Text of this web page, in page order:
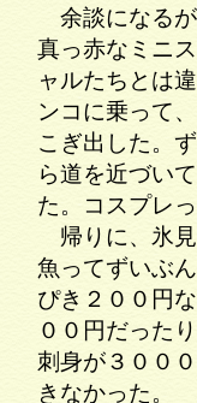
余談になるが
真っ赤なミニ
ャルたちとは
ンコに乗って
こぎ出した。
ら道を近づい
た。コスプレ
帰りに、氷見
魚ってずいぶ
ぴき２００円
００円だった
刺身が３００
きなかった。